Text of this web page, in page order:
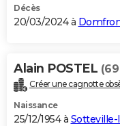
Décès
20/03/2024 à
Alain POSTEL
Créer une cagnotte
Naissance
25/12/1954 à